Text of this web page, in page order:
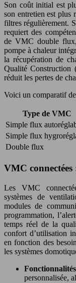
Son coût initial est
son entretien est plus
filtres régulièrement.
requiert des
de VMC double
pompe à chaleur
la récupération de
Qualité
réduit les pertes de
Voici un comparatif
Type de VMC
Simple flux
Simple flux
Double flux
VMC
Les VMC
systèmes de
modules de
programmation,
temps réel de la
confort d’utilisation
en fonction des
les systèmes
personnalisée,